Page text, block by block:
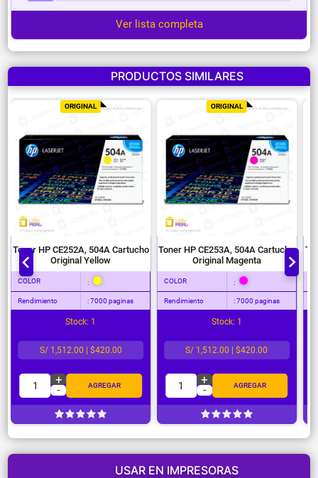
Ver lista completa
PRODUCTOS SIMILARES
ORIGINAL
Toner HP CE252A, 504A Cartucho
Original Yellow
COLOR :
Rendimiento : 7000 paginas
Stock: 1
S/ 1,512.00 | $420.00
1 +
- AGREGAR
ORIGINAL
Toner HP CE253A, 504A Cartucho
Original Magenta
COLOR :
Rendimiento : 7000 paginas
Stock: 1
S/ 1,512.00 | $420.00
1 +
- AGREGAR
USAR EN IMPRESORAS